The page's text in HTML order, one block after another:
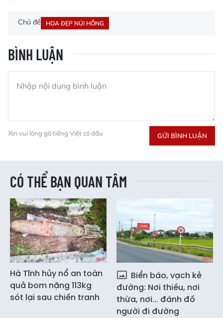
Chủ đề HOA ĐẸP NÚI HỒNG
BÌNH LUẬN
Xin vui lòng gõ tiếng Việt có dấu GỬI BÌNH LUẬN
CÓ THỂ BẠN QUAN TÂM
Hà Tĩnh hủy nổ an toàn
quả bom nặng 113kg
sót lại sau chiến tranh
Biển báo, vạch kẻ
đường: Nơi thiếu, nơi
thừa, nơi... đánh đố
người đi đường